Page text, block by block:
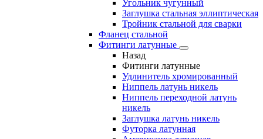
Угольник чугунный
Заглушка стальная эллиптическая
Тройник стальной для сварки
Фланец стальной
Фитинги латунные
Назад
Фитинги латунные
Удлинитель хромированный
Ниппель латунь никель
Ниппель переходной латунь
никель
Заглушка латунь никель
Футорка латунная